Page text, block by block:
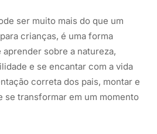
ser muito mais do que um
crianças, é uma forma
sobre a natureza,
e se encantar com a vida
correta dos pais, montar e
se transformar em um momento